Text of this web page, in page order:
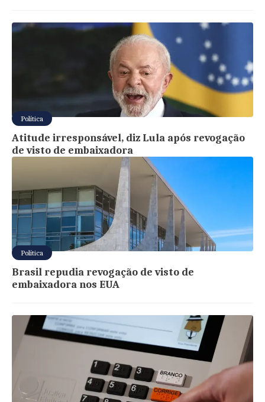
Política
Atitude irresponsável, diz Lula após revogação
de visto de embaixadora
Política
Brasil repudia revogação de visto de
embaixadora nos EUA